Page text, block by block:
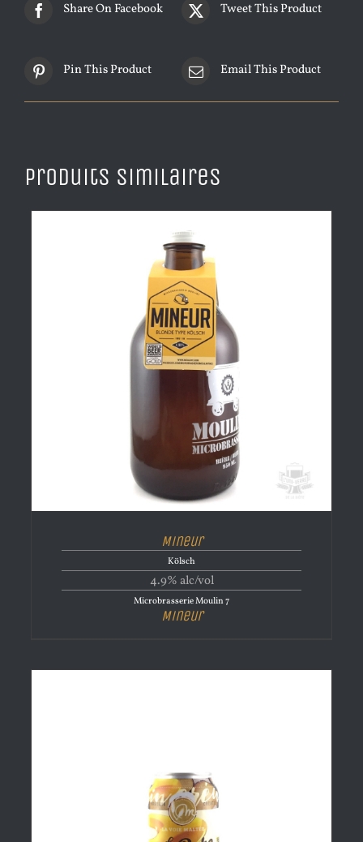
Share On Facebook Tweet This Product
Pin This Product Email This Product
Produits similaires
Mineur
Kölsch
4.9% alc/vol
Microbrasserie Moulin 7
Mineur